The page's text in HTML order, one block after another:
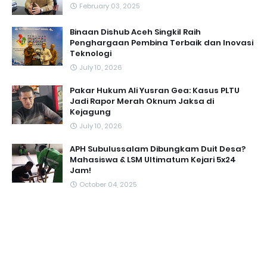
February 03, 2025
Binaan Dishub Aceh Singkil Raih
Penghargaan Pembina Terbaik dan Inovasi
Teknologi
July 10, 2026
Pakar Hukum Ali Yusran Gea: Kasus PLTU
Jadi Rapor Merah Oknum Jaksa di
Kejagung
July 10, 2026
APH Subulussalam Dibungkam Duit Desa?
Mahasiswa & LSM Ultimatum Kejari 5x24
Jam!
October 04, 2025